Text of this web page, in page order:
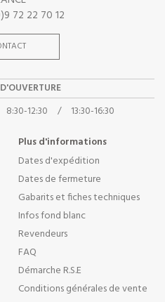
72 22 70 12
8:30-12:30 / 13:30-16:30
Plus d'informations
Dates d'expédition
Dates de fermeture
Gabarits et fiches techniques
Infos fond blanc
Revendeurs
FAQ
Démarche R.S.E
Conditions générales de vente